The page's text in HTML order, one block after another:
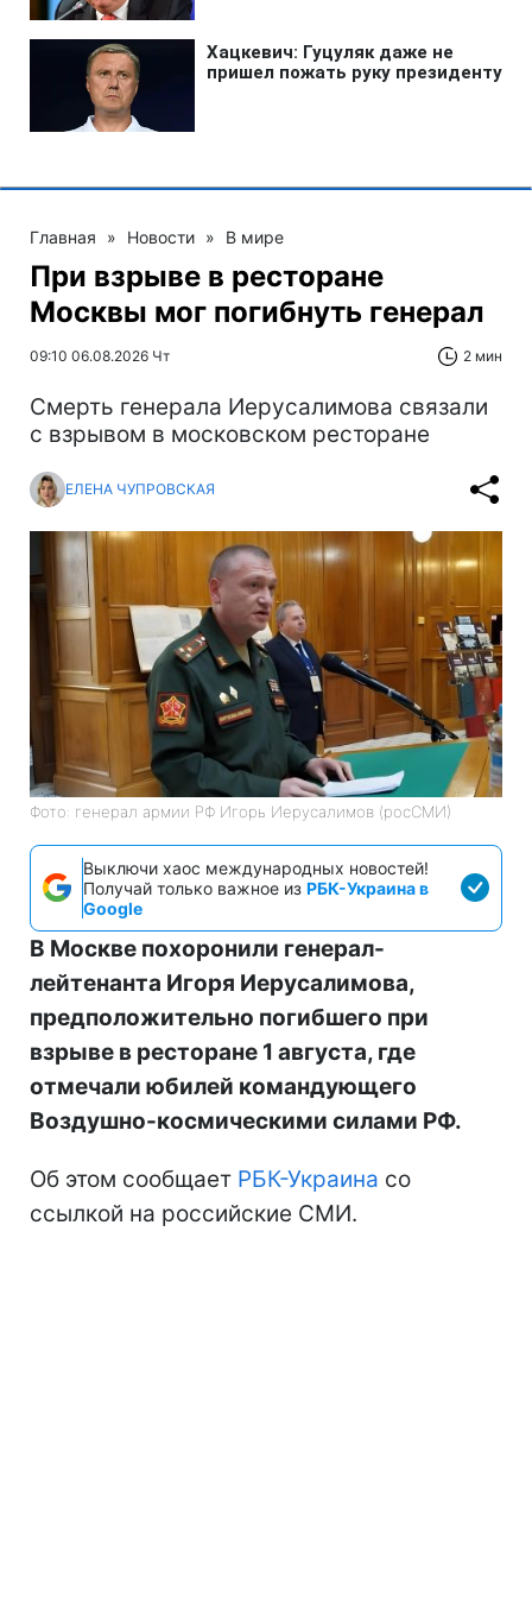
Главная » Новости » В мире
При взрыве в ресторане
Москвы мог погибнуть генерал
09:10 06.08.2026 Чт 2 мин
Смерть генерала Иерусалимова связали
с взрывом в московском ресторане
ЕЛЕНА ЧУПРОВСКАЯ
Фото: генерал армии РФ Игорь Иерусалимов (росСМИ)
Выключи хаос международных новостей!
Получай только важное из РБК-Украина в
Google
В Москве похоронили генерал-
лейтенанта Игоря Иерусалимова,
предположительно погибшего при
взрыве в ресторане 1 августа, где
отмечали юбилей командующего
Воздушно-космическими силами РФ.
Об этом сообщает РБК-Украина со
ссылкой на российские СМИ.